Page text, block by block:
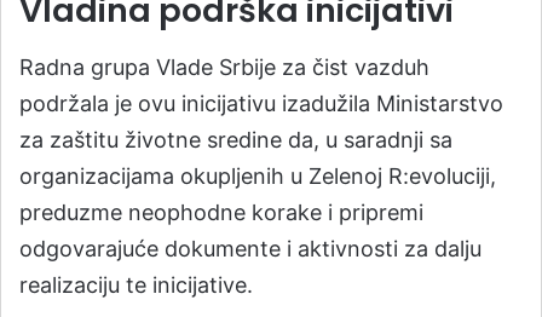
Vladina podrška inicijativi
Radna grupa Vlade Srbije za čist vazduh
podržala je ovu inicijativu izadužila Ministarstvo
za zaštitu životne sredine da, u saradnji sa
organizacijama okupljenih u Zelenoj R:evoluciji,
preduzme neophodne korake i pripremi
odgovarajuće dokumente i aktivnosti za dalju
realizaciju te inicijative.